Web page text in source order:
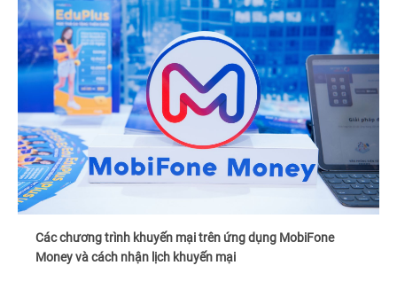
Các chương trình khuyến mại trên ứng dụng MobiFone
Money và cách nhận lịch khuyến mại